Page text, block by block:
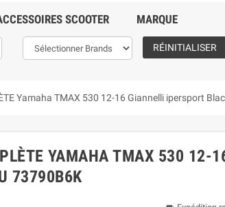
SCOOTER MARQUE
RÉINITIALISER
Yamaha TMAX 530 12-16 Giannelli ipersport
YAMAHA TMAX 530 12-
73790B6K